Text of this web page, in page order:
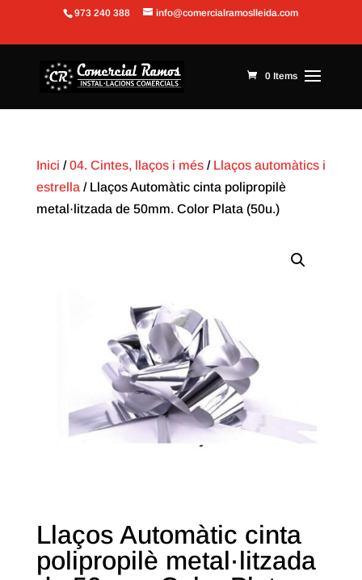
Obre la barra d'eines
973 240 388 info@comercialramoslleida.com
0 Items
Inici /04. Cintes, llaços i més/ Llaços automàtics i
estrella / Llaços Automàtic cinta polipropilè
metal·litzada de 50mm. Color Plata (50u.)
Llaços Automàtic cinta
polipropilè metal·litzada